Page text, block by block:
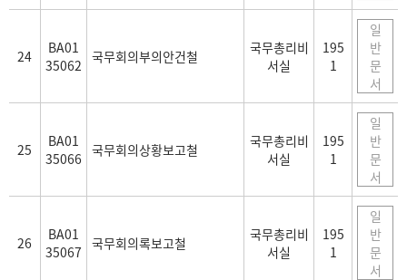
24
BA01
35062 국무회의부의안건철
국무총리비
서실
195
1
일
반
문
서
25
BA01
35066 국무회의상황보고철
국무총리비
서실
195
1
일
반
문
서
26
BA01
35067 국무회의록보고철
국무총리비
서실
195
1
일
반
문
서